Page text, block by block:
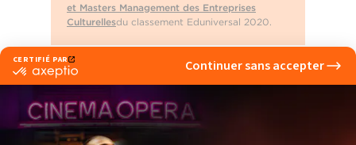
et Masters Management des Entreprises
Culturellesdu classement Eduniversal 2020.
‹ Actualité précedente